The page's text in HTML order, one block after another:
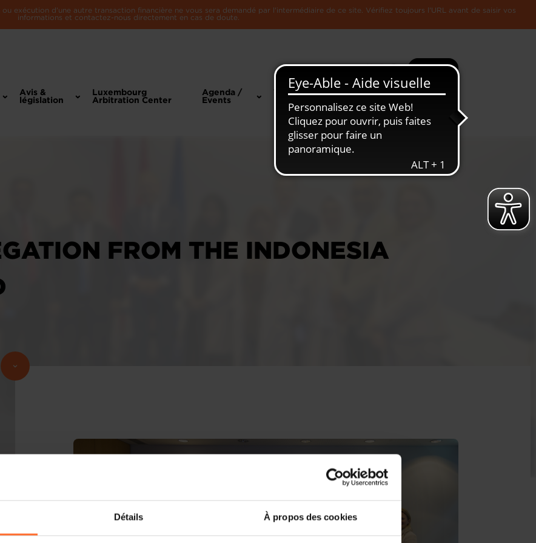
Détails À propos des cookies
exécution d'une autre transaction financière ne vous sera demandé par l'intermédiaire de ce site. Vérifiez toujours l'URL avant de saisir vos
informations et contactez-nous directement en cas de doute.
Recherche Plus
Avis &
législation
Luxembourg
Arbitration Center
Agenda /
Events
Toute
L'Economie
FROM THE INDONESIA